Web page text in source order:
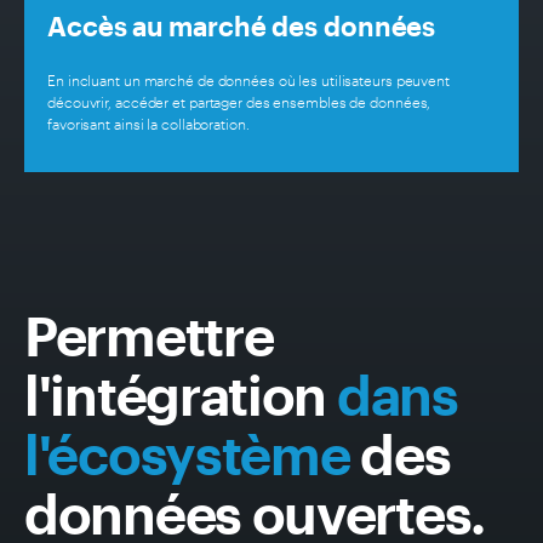
Accès au marché des données
En incluant un marché de données où les utilisateurs peuvent
découvrir, accéder et partager des ensembles de données,
favorisant ainsi la collaboration.
Permettre
l'intégration dans
l'écosystèmedes
données ouvertes.